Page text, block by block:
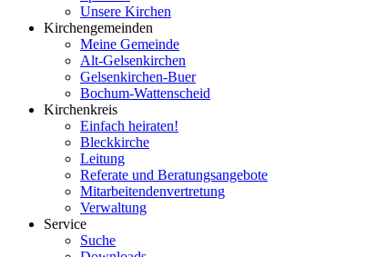
Unsere Kirchen
Kirchengemeinden
Meine Gemeinde
Alt-Gelsenkirchen
Gelsenkirchen-Buer
Bochum-Wattenscheid
Kirchenkreis
Einfach heiraten!
Bleckkirche
Leitung
Referate und Beratungsangebote
Mitarbeitendenvertretung
Verwaltung
Service
Suche